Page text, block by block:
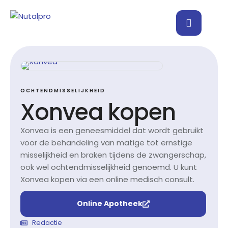
OCHTENDMISSELIJKHEID
Xonvea kopen
Xonvea is een geneesmiddel dat wordt gebruikt
voor de behandeling van matige tot ernstige
misselijkheid en braken tijdens de zwangerschap,
ook wel ochtendmisselijkheid genoemd. U kunt
Xonvea kopen via een online medisch consult.
Online Apotheek
Redactie